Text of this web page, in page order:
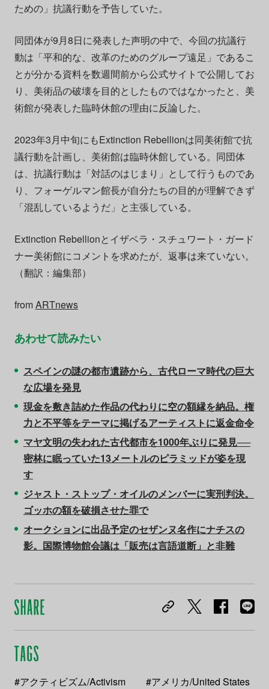
ための」抗議行動を予告していた。
同団体が9月8日に発表した声明の中で、今回の抗議行
動は「平和的な、改革のためのグループ遠足」であるこ
とが分かる資料を数週間前から公式サイトで公開してお
り、美術品の破壊を目的としたものではなかったと、美
術館が発表した臨時休館の理由に反論した。
2023年3月中旬にもExtinction Rebellionは同美術館で抗
議行動を計画し、美術館は臨時休館している。同団体
は、抗議行動は「対話のはじまり」として行うものであ
り、フォーゲルマン館長が自分たちの目的が理解できず
「混乱しているようだ」と主張している。
Extinction Rebellionとイザベラ・スチュワート・ガード
ナー美術館にコメントを求めたが、返事は来ていない。
（翻訳：編集部）
fromARTnews
あわせて読みたい
スペインの謎の都市遺跡から、古代ローマ時代の巨大
な広場を発見
現金を敷き詰めた作品の代わりに空の額縁を納品。権
力と不平等をテーマに掲げるアーティストに返金命令
マヤ文明の失われた古代都市を1000年ぶりに発見──
密林に眠っていた13メートルのピラミッドが姿を現
す
ジャスト・ストップ・オイルのメンバーに実刑判決。
ゴッホの額を破損させた罪で
オークションに出品予定のセザンヌ名作にナチスの
影。国際博物館会議は「販売は言語道断」と非難
#アクティビズム/Activism
#アメリカ/United States